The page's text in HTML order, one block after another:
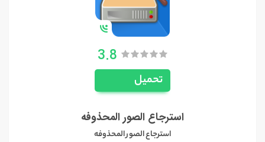
3.8
تحميل
استرجاع الصور المحذوفه
استرجاع الصور المحذوفه